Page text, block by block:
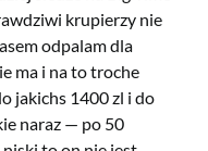
krupierzy nie
odpalam dla
ma i na to troche
jakichs 1400 zl i do
naraz — po 50